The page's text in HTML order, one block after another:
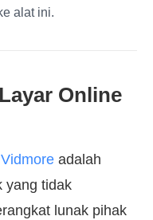
alat ini.
Online
adalah
yang tidak
lunak pihak